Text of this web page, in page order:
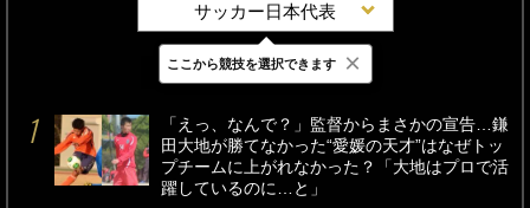
サッカー日本代表
最新 24時間 週間
「えっ、なんで？」監督からまさかの宣告…鎌
田大地が勝てなかった“愛媛の天才”はなぜトッ
プチームに上がれなかった？「大地はプロで活
躍しているのに…と」
ここから競技を選択できます ×